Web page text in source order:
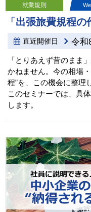
就業規則
「出張旅費規程の
直近開催日 令和
「とりあえず昔のまま
かねません。今の相場
程”を、この機会に整理
このセミナーでは、具
します。